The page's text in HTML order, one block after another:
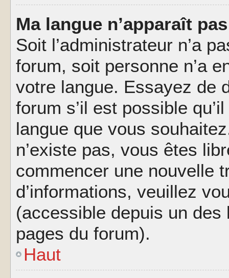
Ma langue n’apparaît
Soit l’administrateur n’a
forum, soit personne n’a
votre langue. Essayez de
forum s’il est possible
langue que vous
n’existe pas, vous êtes
commencer une nouvelle
d’informations, veuillez
(accessible depuis un
pages du forum).
Haut